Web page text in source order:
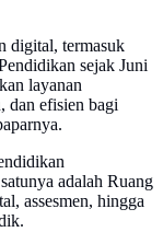
digital, termasuk
sejak Juni
layanan
dan efisien bagi
adalah Ruang
assesmen, hingga